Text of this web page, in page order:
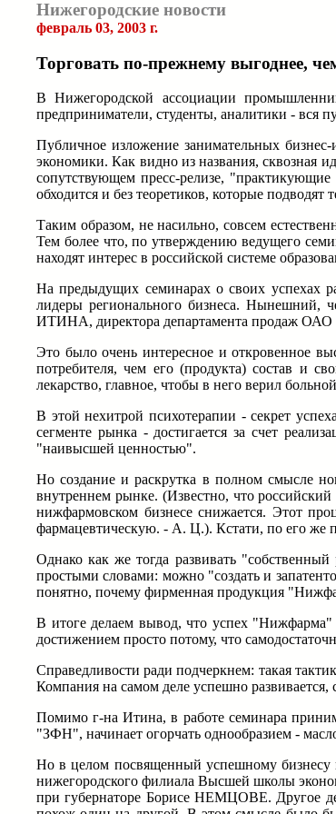
Нижегородские новости
февраль 03, 2003 г.
Торговать по-прежнему выгоднее,
В Нижегородской ассоциации
предприниматели, студенты, аналитики - вся
Публичное изложение занимательных
экономики. Как видно из названия, сквозная
сопутствующем пресс-релизе,
обходится и без теоретиков, которые
Таким образом, не насильно, совсем
Тем более что, по утверждению ведущего
находят интерес в российской системе
На предыдущих семинарах о своих успехах
лидеры регионального бизнеса. Нынешний,
ИТИНА, директора департамента продаж
Это было очень интересное и откровенное
потребителя, чем его (продукта) состав и
лекарство, главное, чтобы в него верил
В этой нехитрой психотерапии - секрет
сегменте рынка - достигается за счет
"наивысшей ценностью".
Но создание и раскрутка в полном смысле
внутреннем рынке. (Известно, что
нижфармовском бизнесе снижается. Этот
фармацевтическую. - А. Ц.). Кстати, по его же
Однако как же тогда развивать
простыми словами: можно "создать и
понятно, почему фирменная продукция
В итоге делаем вывод, что успех "Нижфарма"
достижением просто потому, что
Справедливости ради подчеркнем: такая
Компания на самом деле успешно
Помимо г-на Итина, в работе семинара
"ЗФН", начинает огорчать однообразием -
Но в целом посвященный успешному бизнесу
нижегородского филиала Высшей школы
при губернаторе Борисе НЕМЦОВЕ. Другое